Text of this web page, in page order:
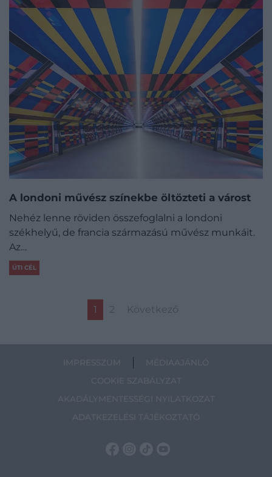
A londoni művész színekbe öltözteti a várost
Nehéz lenne röviden összefoglalni a londoni
székhelyű, de francia származású művész munkáit.
Az…
ÚTI CÉL
1 2 Következő